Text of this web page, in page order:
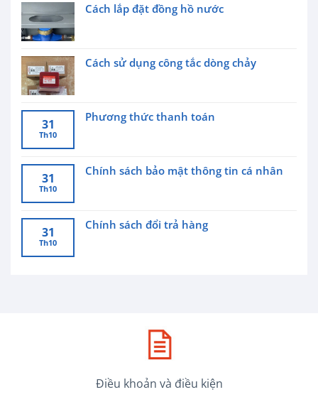
Cách lắp đặt đồng hồ nước
Cách sử dụng công tắc dòng chảy
31
Th10
Phương thức thanh toán
31
Th10
Chính sách bảo mật thông tin cá nhân
31
Th10
Chính sách đổi trả hàng
Điều khoản và điều kiện